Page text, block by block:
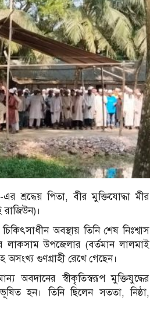
শ্রদ্ধেয় পিতা, বীর মুক্তিযোদ্ধা মীর
রাজিউন)।
অবস্থায় তিনি শেষ নিঃশ্বাস
লাকসাম উপজেলার (বর্তমান লালমাই
অসংখ্য গুণগ্রাহী রেখে গেছেন।
অবদানের স্বীকৃতিস্বরূপ মুক্তিযুদ্ধের
হন। তিনি ছিলেন সততা, নিষ্ঠা,